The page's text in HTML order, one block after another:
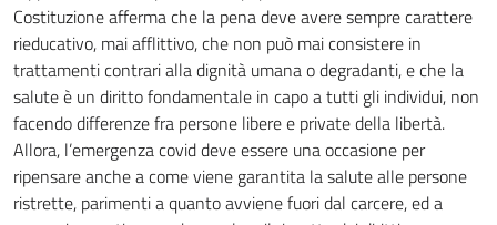
Costituzione afferma che la pena deve avere sempre carattere
rieducativo, mai afflittivo, che non può mai consistere in
trattamenti contrari alla dignità umana o degradanti, e che la
salute è un diritto fondamentale in capo a tutti gli individui, non
facendo differenze fra persone libere e private della libertà.
Allora, l’emergenza covid deve essere una occasione per
ripensare anche a come viene garantita la salute alle persone
ristrette, parimenti a quanto avviene fuori dal carcere, ed a